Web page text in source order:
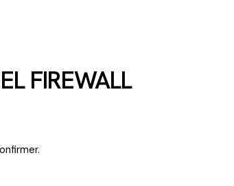
FIREWALL